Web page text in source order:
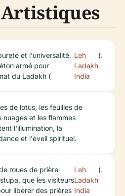
et l'universalité,
armé pour
du Ladakh (
Leh
Ladakh
India
).
de lotus, les feuilles de
nuages et les flammes
l'illumination, la
et l'éveil spirituel.
roues de prière
que les visiteurs
libérer des prières
Leh
Ladakh
India
).